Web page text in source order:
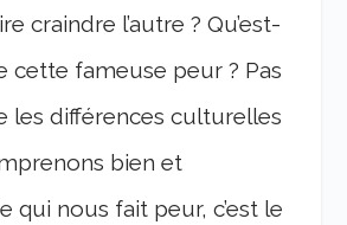
craindre l’autre ? Qu’est-
cette fameuse peur ? Pas
les différences culturelles
bien et
qui nous fait peur, c’est le